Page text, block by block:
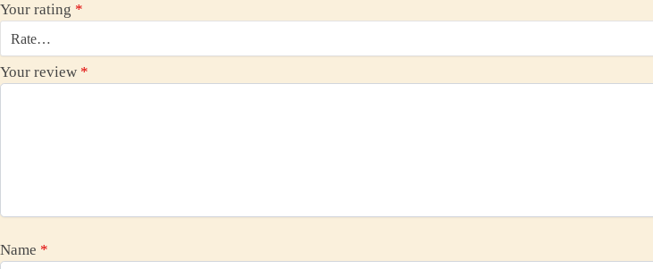
Your rating *
Your review *
Name *